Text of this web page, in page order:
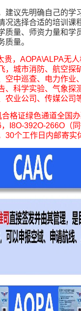
建议先明确自己的学
况选择合适的培训课
质量、师资力量和学
质量。
贵，AOPA\ALPA无
，城市消防、航空探
空中巡查、电力作业
、科学实验、气象探
农业公司、传媒公司
格证绿色通道全国
I8O-392O-266O（
30个工作日内邮寄实